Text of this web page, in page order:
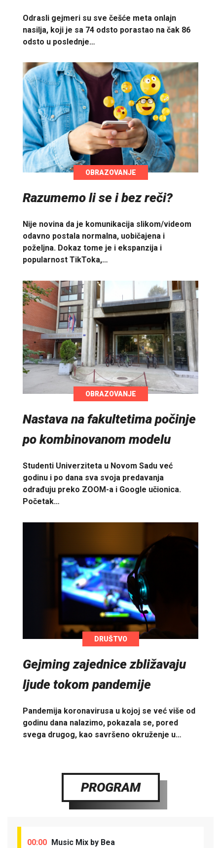
Odrasli gejmeri su sve češće meta onlajn
nasilja, koji je sa 74 odsto porastao na čak 86
odsto u poslednje…
OBRAZOVANJE
Razumemo li se i bez reči?
Nije novina da je komunikacija slikom/videom
odavno postala normalna, uobičajena i
poželjna. Dokaz tome je i ekspanzija i
popularnost TikToka,…
OBRAZOVANJE
Nastava na fakultetima počinje
po kombinovanom modelu
Studenti Univerziteta u Novom Sadu već
godinu i po dana sva svoja predavanja
odrađuju preko ZOOM-a i Google učionica.
Početak…
DRUŠTVO
Gejming zajednice zbližavaju
ljude tokom pandemije
Pandemija koronavirusa u kojoj se već više od
godinu dana nalazimo, pokazala se, pored
svega drugog, kao savršeno okruženje u…
PROGRAM
00:00 Music Mix by Bea